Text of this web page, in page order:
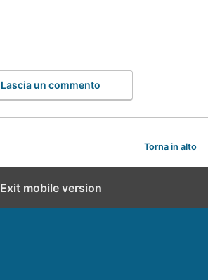
Lascia un commento
Torna in alto
Exit mobile version